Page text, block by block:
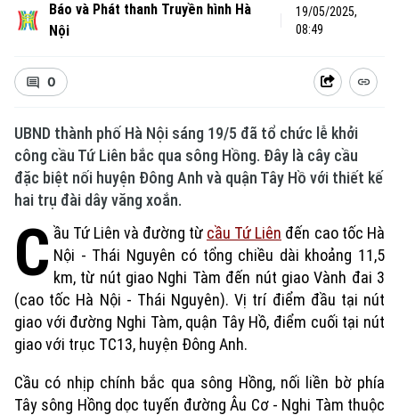
Báo và Phát thanh Truyền hình Hà
Nội
19/05/2025,
08:49
0
UBND thành phố Hà Nội sáng 19/5 đã tổ chức lễ khởi
công cầu Tứ Liên bắc qua sông Hồng. Đây là cây cầu
đặc biệt nối huyện Đông Anh và quận Tây Hồ với thiết kế
hai trụ đài dây văng xoắn.
C ầu Tứ Liên và đường từ cầu Tứ Liên đến cao tốc Hà
Nội - Thái Nguyên có tổng chiều dài khoảng 11,5
km, từ nút giao Nghi Tàm đến nút giao Vành đai 3
(cao tốc Hà Nội - Thái Nguyên). Vị trí điểm đầu tại nút
giao với đường Nghi Tàm, quận Tây Hồ, điểm cuối tại nút
giao với trục TC13, huyện Đông Anh.
Cầu có nhịp chính bắc qua sông Hồng, nối liền bờ phía
Tây sông Hồng dọc tuyến đường Âu Cơ - Nghi Tàm thuộc